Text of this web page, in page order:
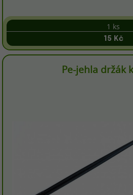
1 ks
15 Kč
Pe-jehla držák